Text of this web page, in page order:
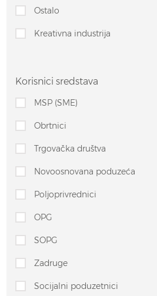
Ostalo
Kreativna industrija
Korisnici sredstava
MSP (SME)
Obrtnici
Trgovačka društva
Novoosnovana poduzeća
Poljoprivrednici
OPG
SOPG
Zadruge
Socijalni poduzetnici